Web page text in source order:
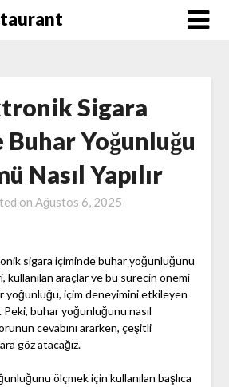
Sigara
Yoğunluğu
Nasıl Yapılır
on Ağustos 6, 2025
sigara içiminde buhar yoğunluğunu
kullanılan araçlar ve bu sürecin önemi
yoğunluğu, içim deneyimini etkileyen
buhar yoğunluğunu nasıl
cevabını ararken, çeşitli
göz atacağız.
ölçmek için kullanılan başlıca